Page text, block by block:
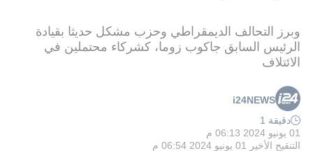
وبرز التحالف الديمقراطي وحزب مشكل حديثا بقيادة
الرئيس السابق جاكوب زوما، كشركاء محتملين في
الائتلاف
i24NEWS
دقيقة 1
01 يونيو 2024 06:13 م
التنقيح الأخير
01 يونيو 2024 06:54 م